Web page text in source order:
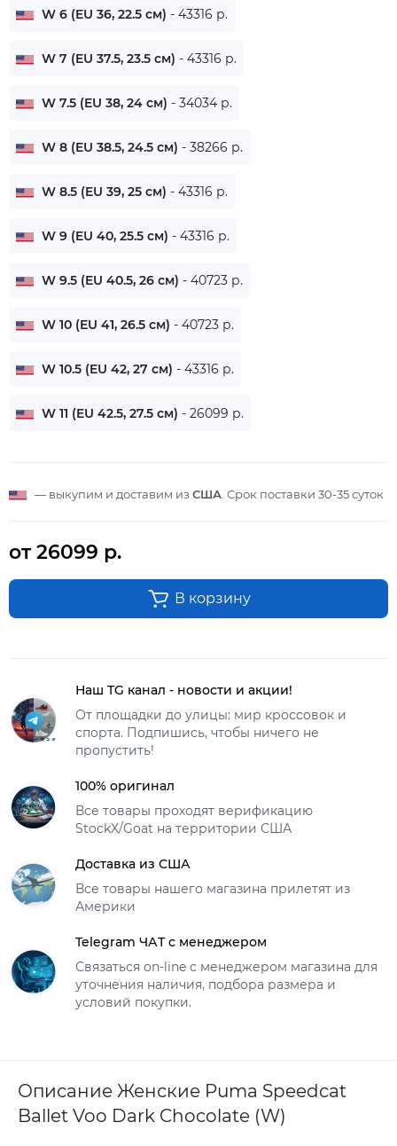
W 6 (EU 36, 22.5 см) - 43316 р.
W 7 (EU 37.5, 23.5 см) - 43316 р.
W 7.5 (EU 38, 24 см) - 34034 р.
W 8 (EU 38.5, 24.5 см) - 38266 р.
W 8.5 (EU 39, 25 см) - 43316 р.
W 9 (EU 40, 25.5 см) - 43316 р.
W 9.5 (EU 40.5, 26 см) - 40723 р.
W 10 (EU 41, 26.5 см) - 40723 р.
W 10.5 (EU 42, 27 см) - 43316 р.
W 11 (EU 42.5, 27.5 см) - 26099 р.
— выкупим и доставим из США . Срок поставки 30-35 суток
от 26099 р.
В корзину
Наш TG канал - новости и акции!
От площадки до улицы: мир кроссовок и
спорта. Подпишись, чтобы ничего не
пропустить!
100% оригинал
Все товары проходят верификацию
StockX/Goat на территории США
Доставка из США
Все товары нашего магазина прилетят из
Америки
Telegram ЧАТ с менеджером
Связаться on-line с менеджером магазина для
уточнения наличия, подбора размера и
условий покупки.
Описание Женские Puma Speedcat
Ballet Voo Dark Chocolate (W)